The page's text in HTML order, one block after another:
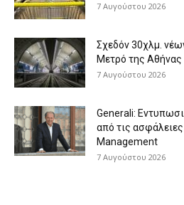
7 Αυγούστου 2026
Σχεδόν 30χλμ.
Μετρό της Αθήνας
7 Αυγούστου 2026
Generali:
από τις
Management
7 Αυγούστου 2026